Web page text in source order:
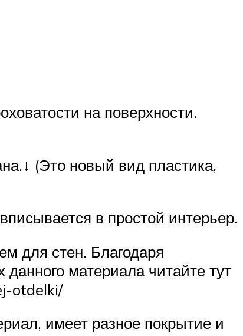
на поверхности.
↓ (Это новый вид пластика,
в простой интерьер.
для стен. Благодаря
материала читайте тут
otdelki/
имеет разное покрытие и